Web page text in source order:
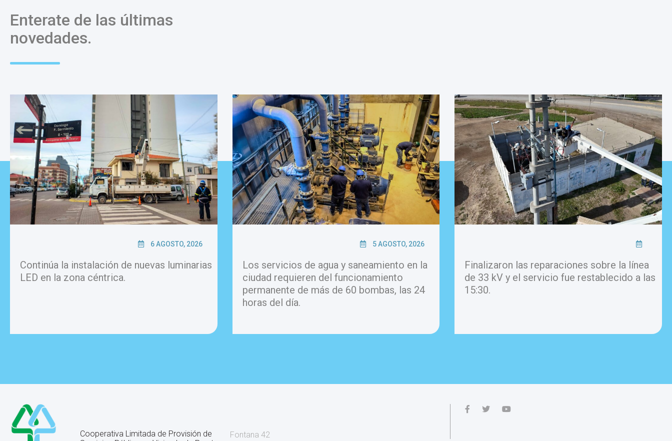
Enterate de las últimas
novedades.
6 AGOSTO, 2026
Continúa la instalación de nuevas luminarias
LED en la zona céntrica.
5 AGOSTO, 2026
Los servicios de agua y saneamiento en la
ciudad requieren del funcionamiento
permanente de más de 60 bombas, las 24
horas del día.
Finalizaron las reparaciones sobre la línea
de 33 kV y el servicio fue restablecido a las
15:30.
Cooperativa Limitada de Provisión de
Fontana 42